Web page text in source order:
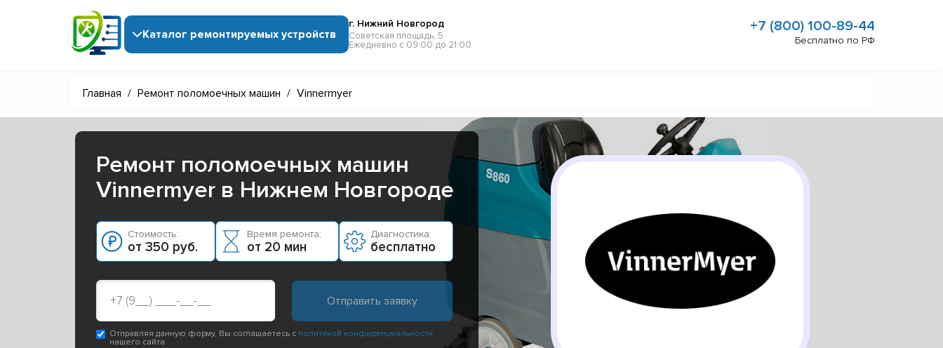
Каталог ремонтируемых устройств
г. Нижний Новгород
Советская площадь, 5
Ежедневно с 09:00 до 21:00
+7 (800) 100-89-44
Бесплатно по РФ
Главная / Ремонт поломоечных машин / Vinnermyer
Ремонт поломоечных машин
Vinnermyer в Нижнем Новгороде
Стоимость:
от 350 руб.
Время ремонта:
от 20 мин
Диагностика:
бесплатно
Отправляя данную форму, Вы соглашаетесь с политикой конфиденциальности
нашего сайта